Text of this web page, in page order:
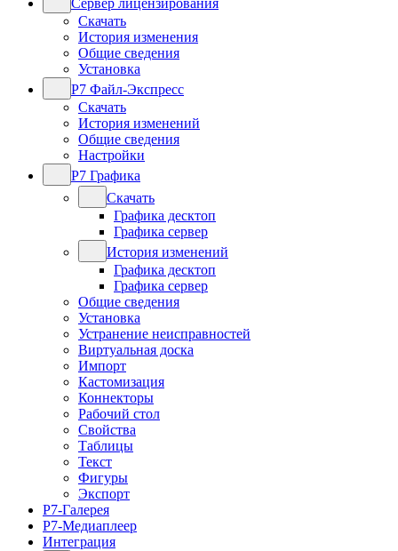
Сервер лицензирования
Скачать
История изменения
Общие сведения
Установка
Р7 Файл-Экспресс
Скачать
История изменений
Общие сведения
Настройки
Р7 Графика
Скачать
Графика десктоп
Графика сервер
История изменений
Графика десктоп
Графика сервер
Общие сведения
Установка
Устранение неисправностей
Виртуальная доска
Импорт
Кастомизация
Коннекторы
Рабочий стол
Свойства
Таблицы
Текст
Фигуры
Экспорт
Р7-Галерея
Р7-Медиаплеер
Интеграция